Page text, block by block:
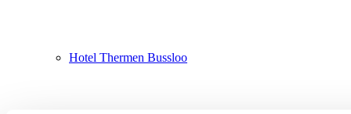
Hotel Thermen Bussloo